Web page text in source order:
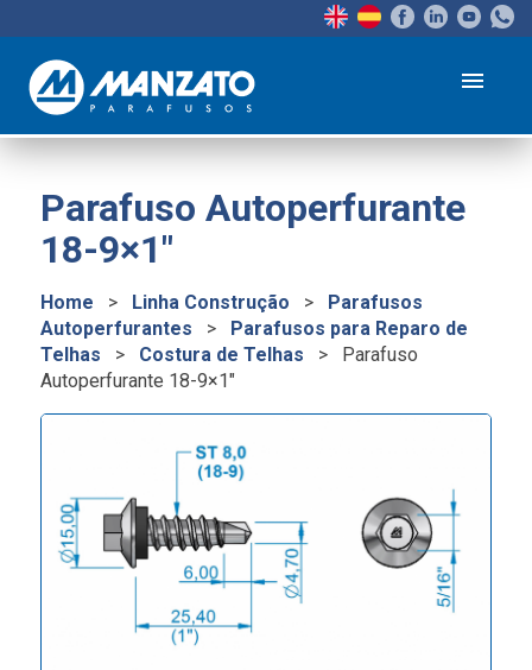
menu
Parafuso Autoperfurante
18-9×1″
Home > Linha Construção >
Parafusos
Autoperfurantes
>
Parafusos para Reparo de
Telhas
> Costura de Telhas >
Parafuso
Autoperfurante 18-9×1″